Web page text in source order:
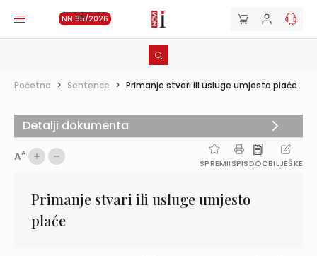
NN 85/2026
Početna > Sentence > Primanje stvari ili usluge umjesto plaće
AA
SPREMIISPISDOCBILJEŠKE
Primanje stvari ili usluge umjesto
plaće
Detalji dokumenta